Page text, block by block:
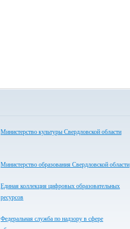
Министерство культуры Свердловской области
Министерство образования Свердловской области
Единая коллекция цифровых образовательных
ресурсов
Федеральная служба по надзору в сфере